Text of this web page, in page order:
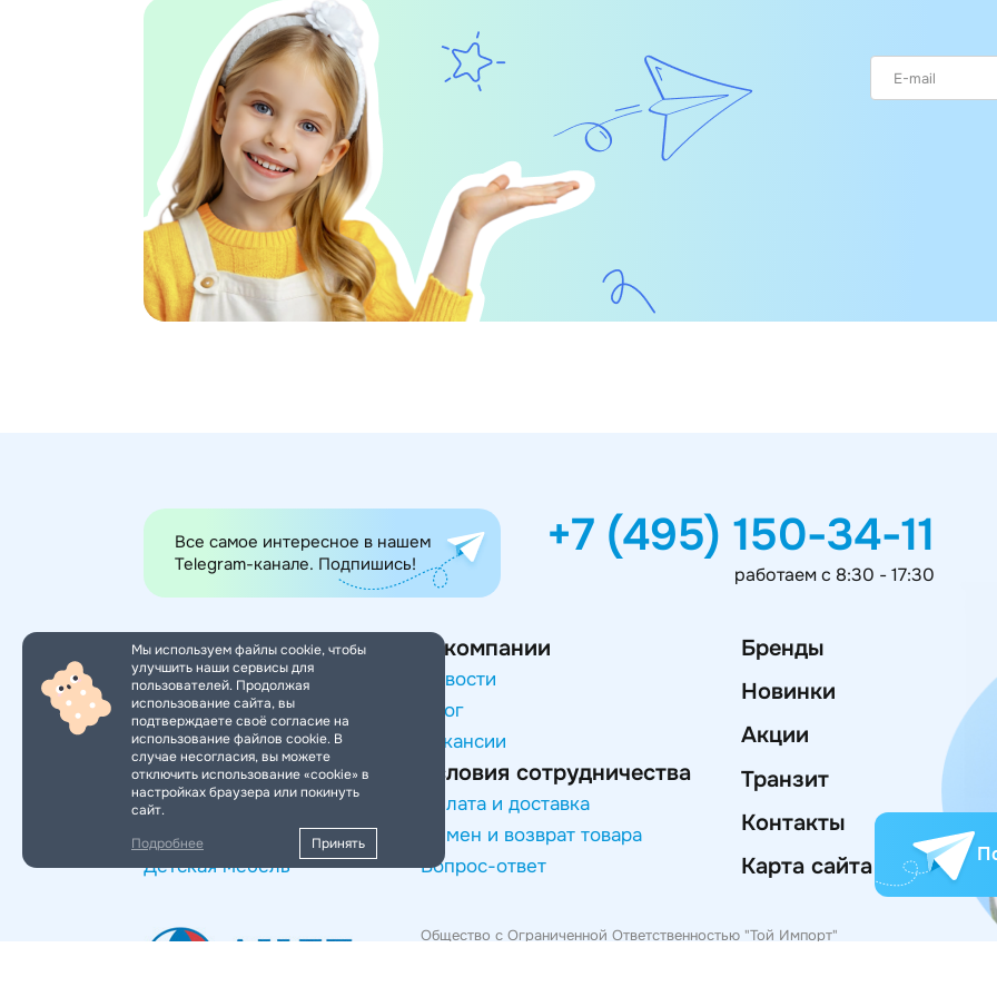
Все самое интересное в нашем
Telegram-канале. Подпишись!
+7 (495) 150-34-11
работаем с 8:30 - 17:30
Категории товаров
Игры и игрушки
Товары для малышей
Транспорт для детей
Сезонные товары
Спорт и отдых
Хобби и творчество
Детская мебель
О компании
Новости
Блог
Вакансии
Условия сотрудничества
Оплата и доставка
Обмен и возврат товара
Вопрос-ответ
Бренды
Новинки
Акции
Транзит
Контакты
Карта сайта
Общество с Ограниченной Ответственностью "Той Импорт"
Мы используем файлы cookie, чтобы
улучшить наши сервисы для
пользователей. Продолжая
использование сайта, вы
подтверждаете своё согласие на
использование файлов cookie. В
случае несогласия, вы можете
отключить использование «cookie» в
настройках браузера или покинуть
сайт.
Подробнее
Принять